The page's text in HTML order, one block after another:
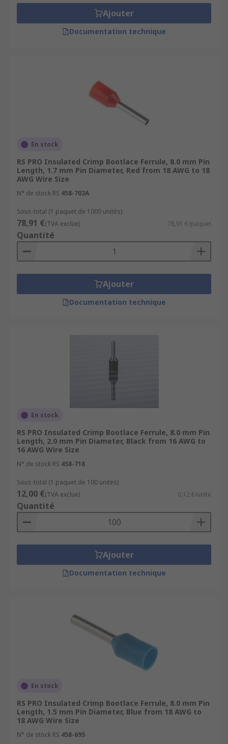
Ajouter
Documentation technique
En stock
RS PRO Insulated Crimp Bootlace Ferrule, 8.0 mm Pin
Length, 1.7 mm Pin Diameter, Red from 18 AWG to 18
AWG Wire Size
N° de stock RS 458-702A
Sous-total (1 paquet de 1000 unités)
78,91 €(TVA exclue) 78,91 €/paquet
Quantité
Ajouter
Documentation technique
En stock
RS PRO Insulated Crimp Bootlace Ferrule, 8.0 mm Pin
Length, 2.0 mm Pin Diameter, Black from 16 AWG to
16 AWG Wire Size
N° de stock RS 458-718
Sous-total (1 paquet de 100 unités)
12,00 €(TVA exclue) 0,12 €/unité
Quantité
Ajouter
Documentation technique
En stock
RS PRO Insulated Crimp Bootlace Ferrule, 8.0 mm Pin
Length, 1.5 mm Pin Diameter, Blue from 18 AWG to
18 AWG Wire Size
N° de stock RS 458-695